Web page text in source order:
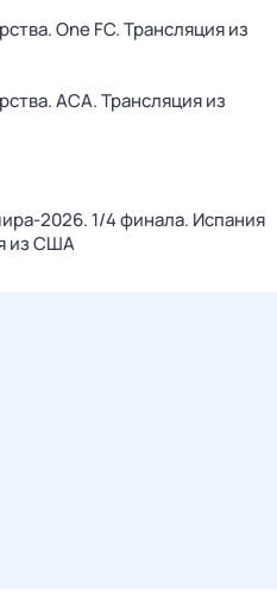
One FC. Трансляция из
АСА. Трансляция из
2026. 1/4 финала. Испания
из США